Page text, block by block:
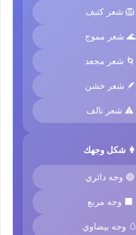
🦁 شعر كثيف
🌊 شعر مموج
🌀 شعر مجعد
🪶 شعر خشن
⚠️ شعر تالف
👩 شكل وجهك
🔵 وجه دائري
⬛ وجه مربع
🥚 وجه بيضاوي